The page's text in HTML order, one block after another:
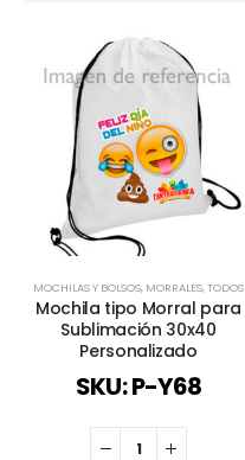
MOCHILAS Y BOLSOS, MORRALES,TODOS
Mochila tipo Morral para
Sublimación 30x40
Personalizado
SKU: P-Y68